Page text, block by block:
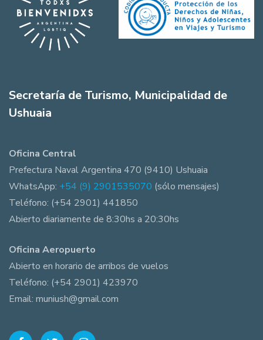
Secretaría de Turismo, Municipalidad de
Ushuaia
Oficina Central
Prefectura Naval Argentina 470 (9410) Ushuaia
WhatsApp: +54 (9) 2901535070 (sólo mensajes)
Teléfono: (+54 2901) 441850
Abierto diariamente de 8:30hs a 20:30hs
Oficina Aeropuerto
Abierto en horario de arribos de vuelos
Teléfono: (+54 2901) 423970
Email: muniush@gmail.com